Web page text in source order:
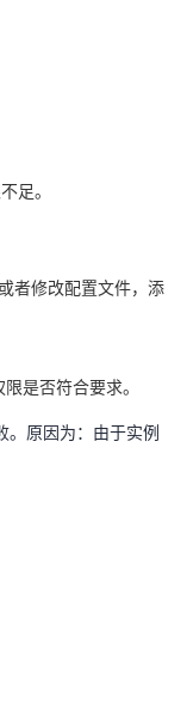
足。
者修改配置文件，添
是否符合要求。
。原因为：由于实例